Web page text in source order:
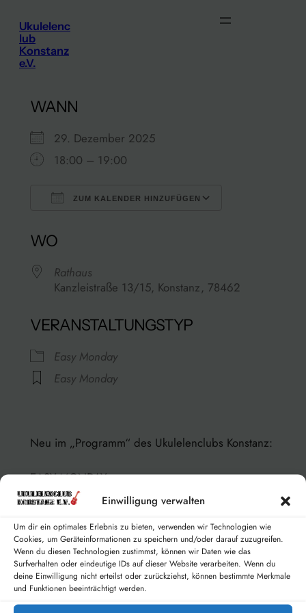
Einwilligung verwalten
Um dir ein optimales Erlebnis zu bieten, verwenden wir Technologien wie
Cookies, um Geräteinformationen zu speichern und/oder darauf zuzugreifen.
Wenn du diesen Technologien zustimmst, können wir Daten wie das
Surfverhalten oder eindeutige IDs auf dieser Website verarbeiten. Wenn du
deine Einwilligung nicht erteilst oder zurückziehst, können bestimmte Merkmale
und Funktionen beeinträchtigt werden.
Inhalt
springen
Ukulelenc
lub
Konstanz
e.V.
WANN
29. Dezember 2025
18:00 – 19:00
ZUM KALENDER HINZUFÜGEN
WO
Rathaus
Kanzleistraße 13/15, Konstanz, 78462
VERANSTALTUNGSTYP
Easy Monday
Easy Monday
Veranstaltungen anzeigen
Neu im „Programm“ des Ukulelenclubs Konstanz:
EASY MONDAY
Am 04.11.2024 starten wir mit den gemeinsamen
Übestunden „Easy Monday“ – speziell für
erwachsene Anfänger auf der Ukulele.
Das ist kein Unterricht, sondern ein begleitetes
Üben.
Gemeinsam mit Freude einfache Stücke lernen,